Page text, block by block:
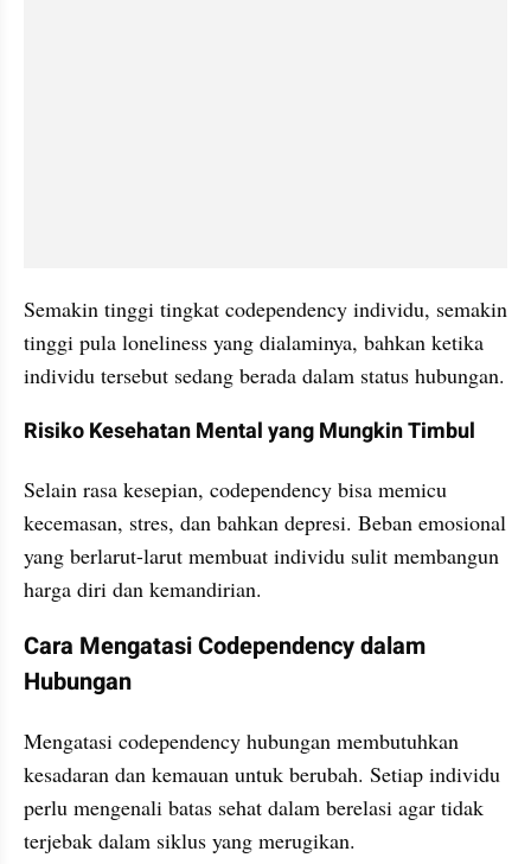
Semakin tinggi tingkat codependency individu, semakin
tinggi pula loneliness yang dialaminya, bahkan ketika
individu tersebut sedang berada dalam status hubungan.
Risiko Kesehatan Mental yang Mungkin Timbul
Selain rasa kesepian, codependency bisa memicu
kecemasan, stres, dan bahkan depresi. Beban emosional
yang berlarut-larut membuat individu sulit membangun
harga diri dan kemandirian.
Cara Mengatasi Codependency dalam
Hubungan
Mengatasi codependency hubungan membutuhkan
kesadaran dan kemauan untuk berubah. Setiap individu
perlu mengenali batas sehat dalam berelasi agar tidak
terjebak dalam siklus yang merugikan.